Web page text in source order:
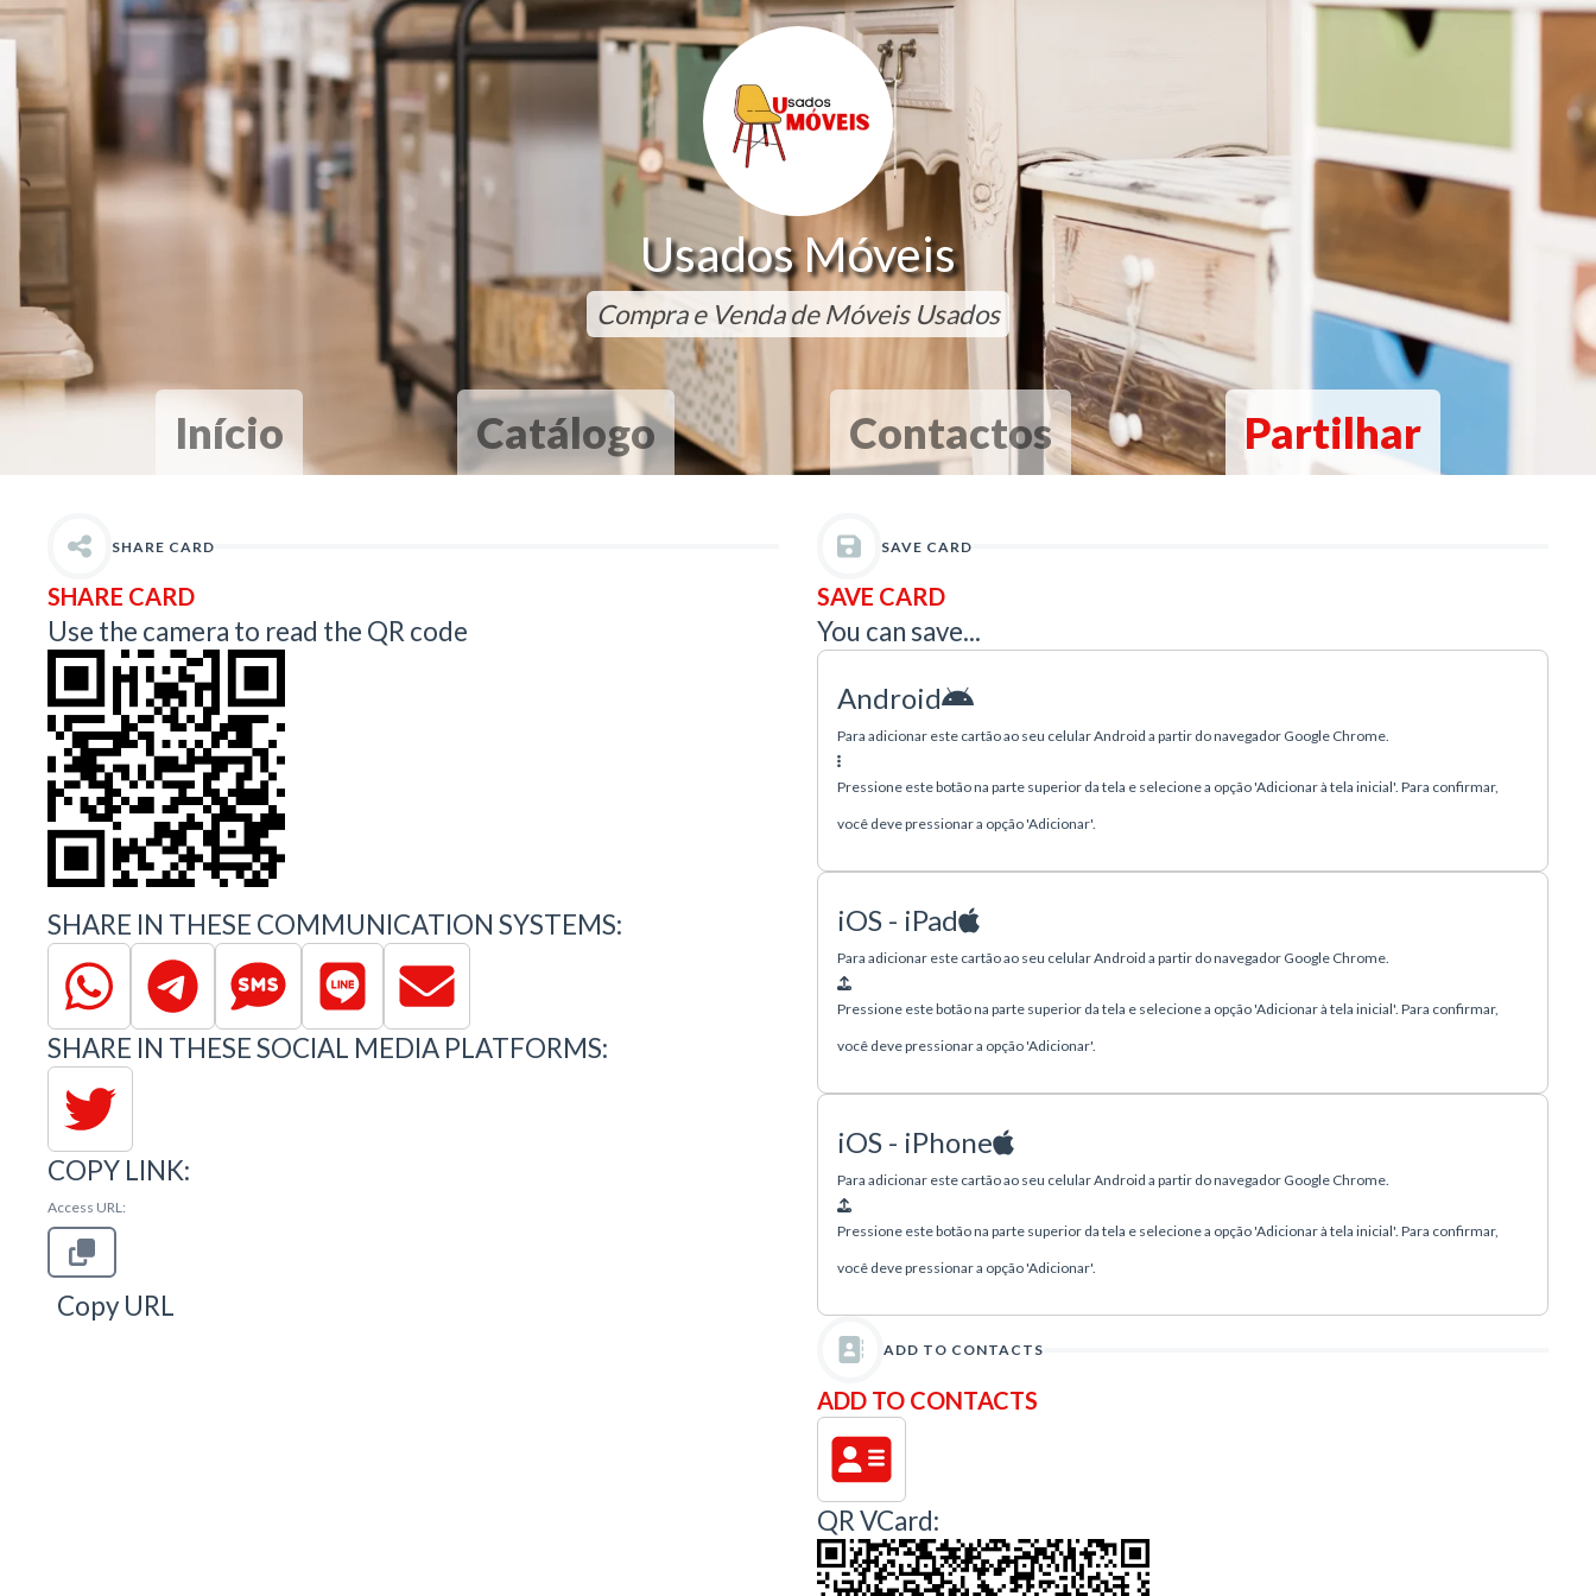
Usados Móveis
Compra e Venda de Móveis Usados
Início Catálogo Contactos Partilhar
SHARE CARD
SHARE CARD
Use the camera to read the QR code
SHARE IN THESE COMMUNICATION SYSTEMS:
SHARE IN THESE SOCIAL MEDIA PLATFORMS:
COPY LINK:
Access URL:
Copy URL
SAVE CARD
SAVE CARD
You can save...
Android
Para adicionar este cartão ao seu celular Android a partir do navegador Google Chrome.
Pressione este botão na parte superior da tela e selecione a opção 'Adicionar à tela inicial'. Para confirmar,
você deve pressionar a opção 'Adicionar'.
iOS - iPad
Para adicionar este cartão ao seu celular Android a partir do navegador Google Chrome.
Pressione este botão na parte superior da tela e selecione a opção 'Adicionar à tela inicial'. Para confirmar,
você deve pressionar a opção 'Adicionar'.
iOS - iPhone
Para adicionar este cartão ao seu celular Android a partir do navegador Google Chrome.
Pressione este botão na parte superior da tela e selecione a opção 'Adicionar à tela inicial'. Para confirmar,
você deve pressionar a opção 'Adicionar'.
ADD TO CONTACTS
ADD TO CONTACTS
QR VCard: